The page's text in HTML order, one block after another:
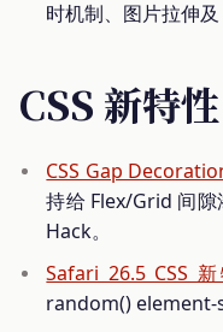
时机制、图片拉伸
CSS 新特性
CSS Gap
持给 Flex/Grid 间
Hack。
Safari 26.5 CSS
random() element-